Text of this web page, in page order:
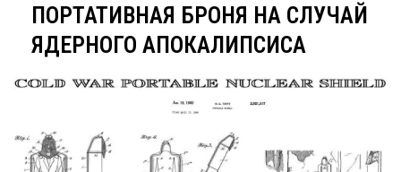
ПОРТАТИВНАЯ БРОНЯ НА СЛУЧАЙ
ЯДЕРНОГО АПОКАЛИПСИСА